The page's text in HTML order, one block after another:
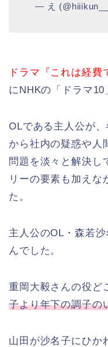
— え
ドラマ『これは経費
にNHKの「ドラマ10
OLである主人公が
から社内の疑惑や人
問題を淡々と解決し
リーの要素も加えな
た。
主人公のOL・森若
んでした。
重岡大毅さんの役ど
子より年下の調子の
山田が沙名子にひか